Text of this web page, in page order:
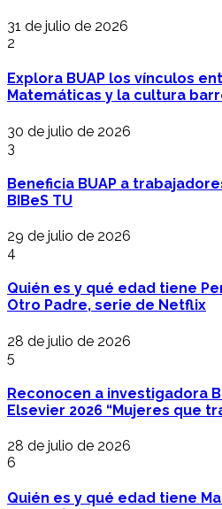
31 de julio de 2026
2
Explora BUAP los vínculos
Matemáticas y la cultura
30 de julio de 2026
3
Beneficia BUAP a
BIBeS TU
29 de julio de 2026
4
Quién es y qué edad tiene
Otro Padre, serie de Netflix
28 de julio de 2026
5
Reconocen a investigadora
Elsevier 2026 “Mujeres que
28 de julio de 2026
6
Quién es y qué edad tiene